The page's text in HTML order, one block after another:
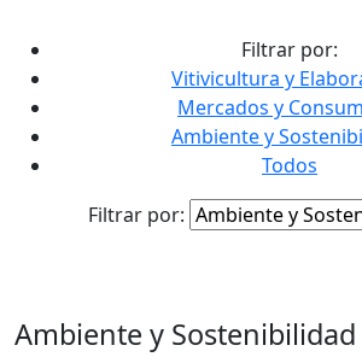
Filtrar por:
Vitivicultura y
Mercados y
Ambiente y
Todos
Filtrar por:
Ambiente y Sostenibilidad